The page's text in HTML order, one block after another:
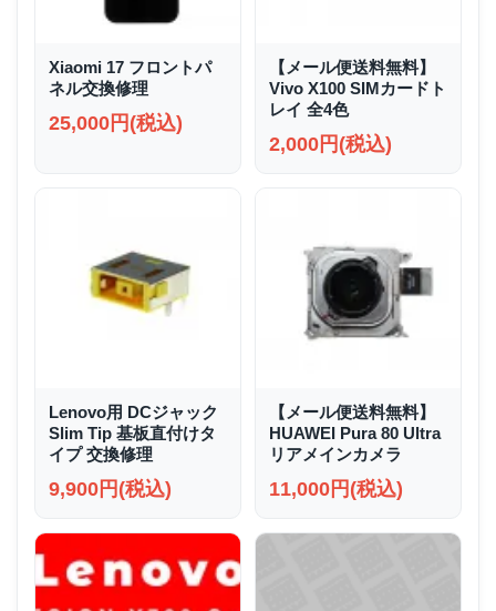
Xiaomi 17 フロントパ
ネル交換修理
25,000円(税込)
【メール便送料無料】
Vivo X100 SIMカードト
レイ 全4色
2,000円(税込)
Lenovo用 DCジャック
Slim Tip 基板直付けタ
イプ 交換修理
9,900円(税込)
【メール便送料無料】
HUAWEI Pura 80 Ultra
リアメインカメラ
11,000円(税込)